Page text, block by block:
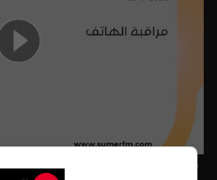
مراقبة الهاتف 27-7-2026 | 2026